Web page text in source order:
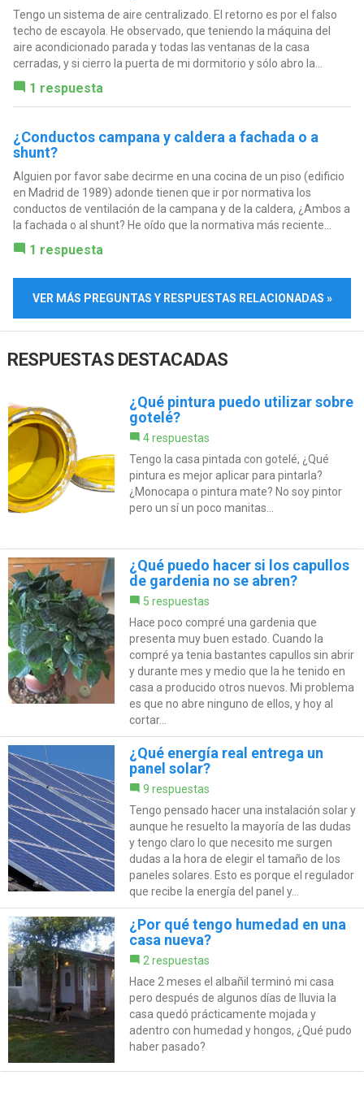
Tengo un sistema de aire centralizado. El retorno es por el falso
techo de escayola. He observado, que teniendo la máquina del
aire acondicionado parada y todas las ventanas de la casa
cerradas, y si cierro la puerta de mi dormitorio y sólo abro la...
1 respuesta
¿Conductos campana y caldera a fachada o a
shunt?
Alguien por favor sabe decirme en una cocina de un piso (edificio
en Madrid de 1989) adonde tienen que ir por normativa los
conductos de ventilación de la campana y de la caldera, ¿Ambos a
la fachada o al shunt? He oído que la normativa más reciente...
1 respuesta
VER MÁS PREGUNTAS Y RESPUESTAS RELACIONADAS »
RESPUESTAS DESTACADAS
¿Qué pintura puedo utilizar sobre
gotelé?
4 respuestas
Tengo la casa pintada con gotelé, ¿Qué
pintura es mejor aplicar para pintarla?
¿Monocapa o pintura mate? No soy pintor
pero un sí un poco manitas...
¿Qué puedo hacer si los capullos
de gardenia no se abren?
5 respuestas
Hace poco compré una gardenia que
presenta muy buen estado. Cuando la
compré ya tenia bastantes capullos sin abrir
y durante mes y medio que la he tenido en
casa a producido otros nuevos. Mi problema
es que no abre ninguno de ellos, y hoy al
cortar...
¿Qué energía real entrega un
panel solar?
9 respuestas
Tengo pensado hacer una instalación solar y
aunque he resuelto la mayoría de las dudas
y tengo claro lo que necesito me surgen
dudas a la hora de elegir el tamaño de los
paneles solares. Esto es porque el regulador
que recibe la energía del panel y...
¿Por qué tengo humedad en una
casa nueva?
2 respuestas
Hace 2 meses el albañil terminó mi casa
pero después de algunos días de lluvia la
casa quedó prácticamente mojada y
adentro con humedad y hongos, ¿Qué pudo
haber pasado?